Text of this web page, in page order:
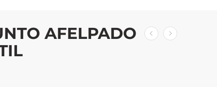
AFELPADO